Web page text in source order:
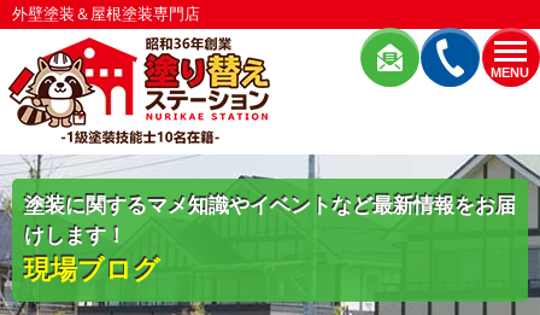
MENU
外壁塗装＆屋根塗装専門店
塗装に関するマメ知識やイベントなど最新情報をお届
けします！
現場ブログ